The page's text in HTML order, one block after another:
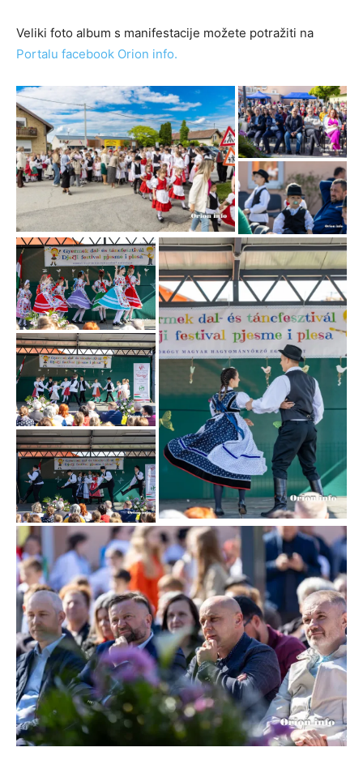
Veliki foto album s manifestacije možete potražiti na
Portalu facebook Orion info.